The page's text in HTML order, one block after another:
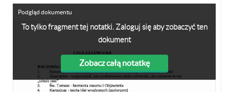
To tylko fragment tej notatki. Zaloguj się aby zobaczyć ten
dokument
Zobacz całą notatkę
Podgląd dokumentu